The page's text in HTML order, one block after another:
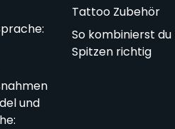
und
Tattoo Zubehör
So kombinierst du
Spitzen richtig